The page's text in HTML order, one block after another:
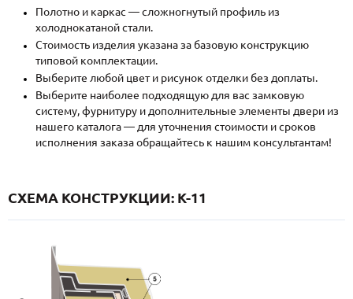
+7 (495) 411-44-41
INFO@META-M.RU
Каталог Распродажа Как купить
Полотно и каркас — сложногнутый профиль из
холоднокатаной стали.
Стоимость изделия указана за базовую конструкцию
типовой комплектации.
Выберите любой цвет и рисунок отделки без доплаты.
Выберите наиболее подходящую для вас замковую
систему, фурнитуру и дополнительные элементы двери из
нашего каталога — для уточнения стоимости и сроков
исполнения заказа обращайтесь к нашим консультантам!
СХЕМА КОНСТРУКЦИИ: K-11